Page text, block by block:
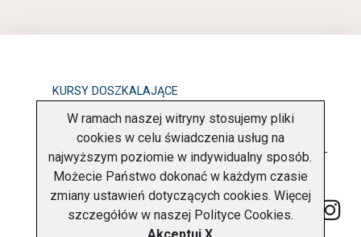
KURSY DOSZKALAJĄCE
OBOWIĄZEK INFORMACYJNY
POLITYKA PRYWATNOŚCI O FIRMIE KONTAKT
W ramach naszej witryny stosujemy pliki
cookies w celu świadczenia usług na
najwyższym poziomie w indywidualny sposób.
Możecie Państwo dokonać w każdym czasie
zmiany ustawień dotyczących cookies. Więcej
szczegółów w naszej Polityce Cookies.